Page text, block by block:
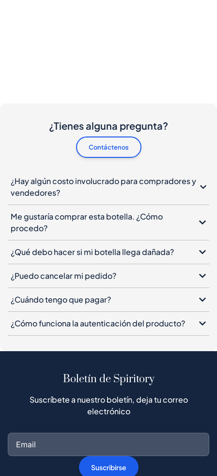
¿Tienes alguna pregunta?
Contáctenos
¿Hay algún costo involucrado para compradores y
vendedores?
Me gustaría comprar esta botella. ¿Cómo
procedo?
¿Qué debo hacer si mi botella llega dañada?
¿Puedo cancelar mi pedido?
¿Cuándo tengo que pagar?
¿Cómo funciona la autenticación del producto?
Boletín de Spiritory
Suscríbete a nuestro boletín, deja tu correo
electrónico
Suscribirse